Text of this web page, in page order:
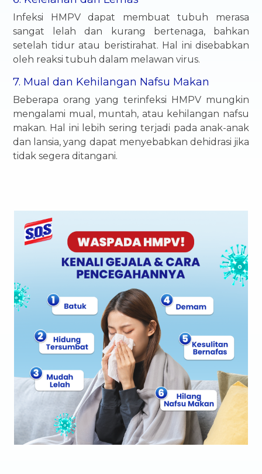
Infeksi HMPV dapat membuat tubuh merasa
sangat lelah dan kurang bertenaga, bahkan
setelah tidur atau beristirahat. Hal ini disebabkan
oleh reaksi tubuh dalam melawan virus.
7. Mual dan Kehilangan Nafsu Makan
Beberapa orang yang terinfeksi HMPV mungkin
mengalami mual, muntah, atau kehilangan nafsu
makan. Hal ini lebih sering terjadi pada anak-anak
dan lansia, yang dapat menyebabkan dehidrasi jika
tidak segera ditangani.